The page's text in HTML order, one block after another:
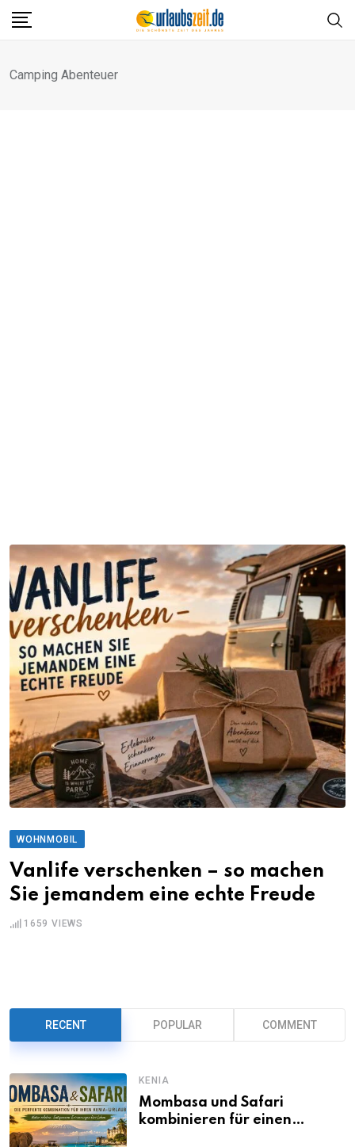
Skip
Camping Abenteuer
WOHNMOBIL
Vanlife verschenken – so machen
Sie jemandem eine echte Freude
1659 VIEWS
RECENT POPULAR COMMENT
KENIA
Mombasa und Safari
kombinieren für einen